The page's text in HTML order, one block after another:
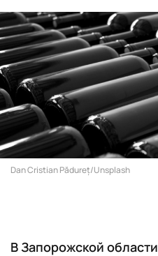
Dan Cristian Pădureț/Unsplash
В Запорожской области